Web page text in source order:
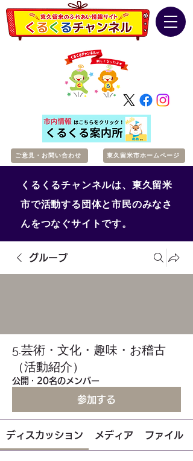
ご意見・お問い合わせ 東久留米市ホームページ
くるくるチャンネルは、東久留米
市で活動する団体と市民のみなさ
んをつなぐサイトです。
グループ
5.芸術・文化・趣味・お稽古
（活動紹介）
公開 · 20名のメンバー
参加する
ディスカッション メディア ファイル